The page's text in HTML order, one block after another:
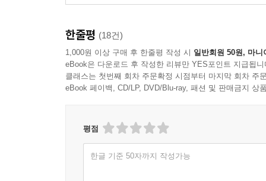
한줄평 (18건)
1,000원 이상 구매 후 한줄평 작성 시 일반회원 50원, 마니
eBook은 다운로드 후 작성한 리뷰만 YES포인트 지급됩니
클래스는 첫번째 회차 주문확정 시점부터 마지막 회차 주
eBook 페이백, CD/LP, DVD/Blu-ray, 패션 및 판매금지 상
평점
한글 기준 50자까지 작성가능